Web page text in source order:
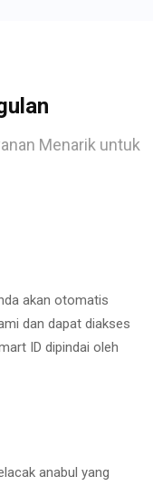
Menarik untuk
akan otomatis
dan dapat diakses
ID dipindai oleh
anabul yang